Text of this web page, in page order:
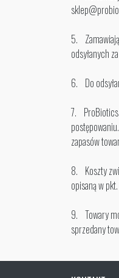
5.
odsyłanych
6. Do
7. ProBiotics
zapasów
8. Koszty
opisaną w
9. Towary
sprzedany